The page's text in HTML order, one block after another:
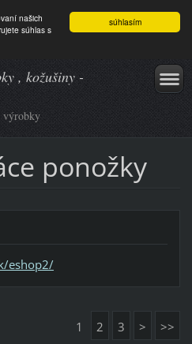
súhlasím
našich
súhlas s
, kožušiny -
výrobky
ponožky
eshop2/
1 2 3 > >>